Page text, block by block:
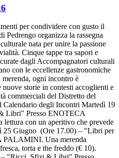
per condividere con gusto il
Pedrengo organizza la rassegna
nata per unire la passione
Cinque tappe tra sapori e
dagli Accompagnatori culturali
con le eccellenze gastronomiche
ogni incontro è
storie in contesti accoglienti e
commerciali del Distretto del
degli Incontri Martedì 19
Libri" Presso ENOTECA
con un aperitivo che prevede
25 Giugno (Ore 17.00) – "Libri per
PALAMINI. Una merenda
torta e the freddo (€ 10).